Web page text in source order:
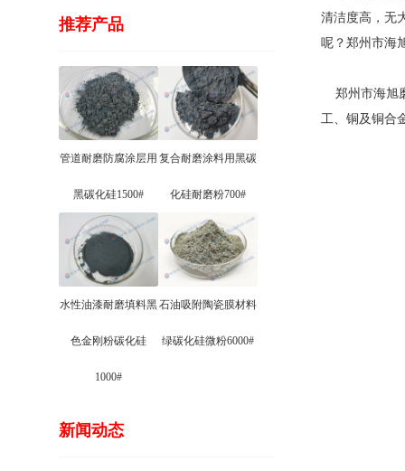
推荐产品
管道耐磨防腐涂层用
黑碳化硅1500#
复合耐磨涂料用黑碳
化硅耐磨粉700#
水性油漆耐磨填料黑
色金刚粉碳化硅
1000#
石油吸附陶瓷膜材料
绿碳化硅微粉6000#
新闻动态
清洁度高，无
呢？郑州市海
郑州市海旭
工、铜及铜合